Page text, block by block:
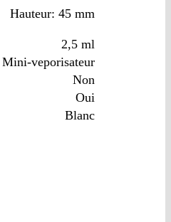
Hauteur: 45 mm
2,5 ml
Mini-veporisateur
Non
Oui
Blanc